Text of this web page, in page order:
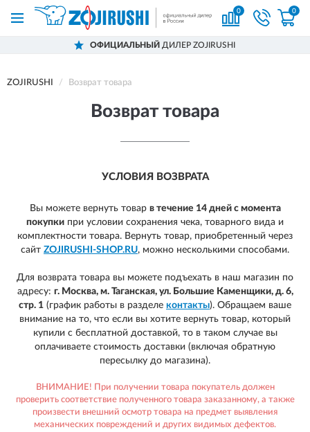
0 0
ОФИЦИАЛЬНЫЙ ДИЛЕР ZOJIRUSHI
ZOJIRUSHI Возврат товара
Возврат товара
УСЛОВИЯ ВОЗВРАТА
Вы можете вернуть товар в течение 14 дней с момента
покупки при условии сохранения чека, товарного вида и
комплектности товара. Вернуть товар, приобретенный через
сайт ZOJIRUSHI-SHOP.RU, можно несколькими способами.
Для возврата товара вы можете подъехать в наш магазин по
адресу: г. Москва, м. Таганская, ул. Большие Каменщики, д. 6,
стр. 1 (график работы в разделе контакты). Обращаем ваше
внимание на то, что если вы хотите вернуть товар, который
купили с бесплатной доставкой, то в таком случае вы
оплачиваете стоимость доставки (включая обратную
пересылку до магазина).
ВНИМАНИЕ! При получении товара покупатель должен
проверить соответствие полученного товара заказанному, а также
произвести внешний осмотр товара на предмет выявления
механических повреждений и других видимых дефектов.